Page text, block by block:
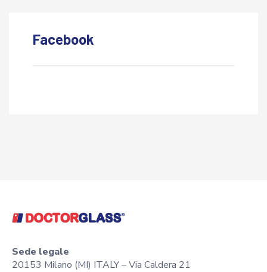
Facebook
Sede legale
20153 Milano (MI) ITALY – Via Caldera 21